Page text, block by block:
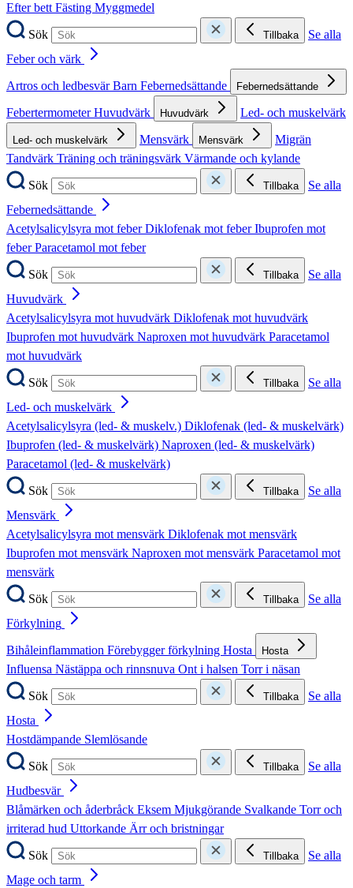
Efter bettFästing Myggmedel
Sök
Tillbaka
Se alla
Feber och värk
Artros och ledbesvärBarn Febernedsättande Febernedsättande
FebertermometerHuvudvärk Huvudvärk Led- och muskelvärk
Led- och muskelvärk Mensvärk Mensvärk
Migrän
Tandvärk Träning och träningsvärk Värmande och kylande
Sök
Tillbaka
Se alla
Febernedsättande
Acetylsalicylsyra mot feberDiklofenak mot feberIbuprofen mot
feberParacetamol mot feber
Sök
Tillbaka
Se alla
Huvudvärk
Acetylsalicylsyra mot huvudvärk Diklofenak mot huvudvärk
Ibuprofen mot huvudvärk Naproxen mot huvudvärk Paracetamol
mot huvudvärk
Sök
Tillbaka
Se alla
Led- och muskelvärk
Acetylsalicylsyra (led- & muskelv.) Diklofenak (led- & muskelvärk)
Ibuprofen (led- & muskelvärk) Naproxen (led- & muskelvärk)
Paracetamol (led- & muskelvärk)
Sök
Tillbaka
Se alla
Mensvärk
Acetylsalicylsyra mot mensvärk Diklofenak mot mensvärk
Ibuprofen mot mensvärk Naproxen mot mensvärk Paracetamol mot
mensvärk
Sök
Tillbaka
Se alla
Förkylning
Bihåleinflammation Förebygger förkylning Hosta Hosta
Influensa Nästäppa och rinnsnuva Ont i halsen Torr i näsan
Sök
Tillbaka
Se alla
Hosta
Hostdämpande Slemlösande
Sök
Tillbaka
Se alla
Hudbesvär
Blåmärken och åderbråck Eksem Mjukgörande Svalkande Torr och
irriterad hud Uttorkande Ärr och bristningar
Sök
Tillbaka
Se alla
Mage och tarm